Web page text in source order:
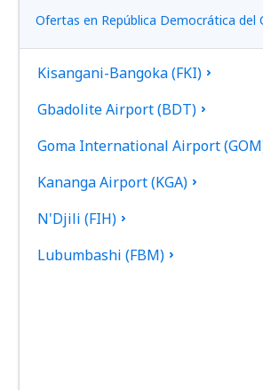
Ofertas en República Democrática del
Kisangani-Bangoka (FKI)
Gbadolite Airport (BDT)
Goma International Airport
Kananga Airport (KGA)
N'Djili (FIH)
Lubumbashi (FBM)